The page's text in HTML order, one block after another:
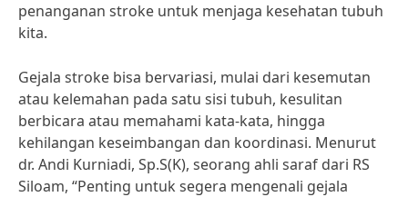
penanganan stroke untuk menjaga kesehatan tubuh
kita.
Gejala stroke bisa bervariasi, mulai dari kesemutan
atau kelemahan pada satu sisi tubuh, kesulitan
berbicara atau memahami kata-kata, hingga
kehilangan keseimbangan dan koordinasi. Menurut
dr. Andi Kurniadi, Sp.S(K), seorang ahli saraf dari RS
Siloam, “Penting untuk segera mengenali gejala